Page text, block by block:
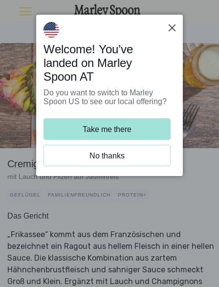
Cremiges Hühnerfrikassee
mit Lauch und Pilzen auf Jasminreis
GEFLÜGEL FAMILIENFREUNDLICH PROTEIN+
Das Gericht
„Frikassee“ kommt aus dem Französischen und
bezeichnet ein Ragout aus hellem Fleisch in einer hellen
Sauce. Die klassische Kombination aus zartem
Hähnchenbrustfleisch und sahniger Sauce schmeckt
Groß und Klein. Ergänzt mit Lauch und Champignons
Welcome! You’ve
landed on Marley
Spoon AT
Do you want to switch to Marley
Spoon US to see our local offering?
Take me there
No thanks